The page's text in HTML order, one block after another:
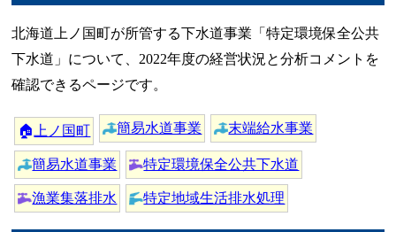
北海道上ノ国町が所管する下水道事業「特定環境保全公共
下水道」について、2022年度の経営状況と分析コメントを
確認できるページです。
🏠 上ノ国町 簡易水道事業 末端給水事業
簡易水道事業 特定環境保全公共下水道
漁業集落排水 特定地域生活排水処理